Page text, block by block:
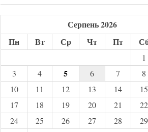
Серпень 2026
Пн
Вт Ср Чт Пт
1
3
4 5 6 7 8
10
11 12 13 14 15
17
18 19 20 21 22
24
25 26 27 28 29